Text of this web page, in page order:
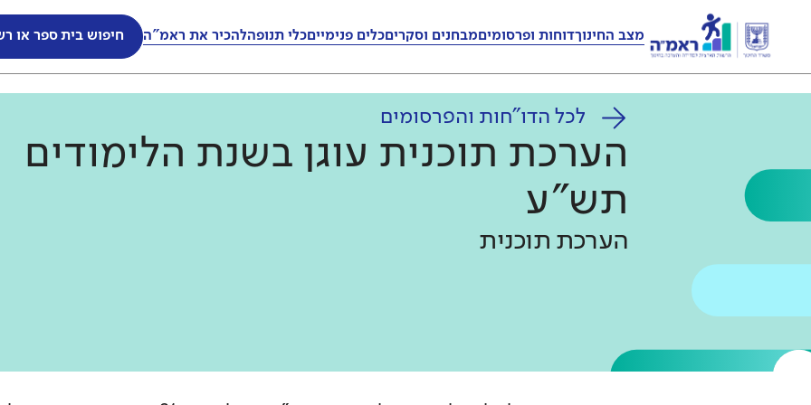
מצב החינוךדוחות ופרסומיםמבחנים וסקריםכלים פנימייםכלי תנופהלהכיר את ראמ"ה חיפוש בית ספר או
לכל הדו"חות והפרסומים
הערכת תוכנית עוגן בשנת הלימודים
תש"ע
הערכת תוכנית